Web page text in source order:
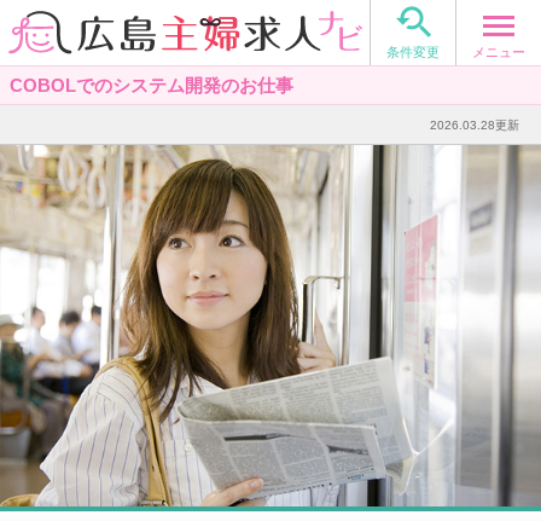

条件変更 メニュー
COBOLでのシステム開発のお仕事
2026.03.28更新